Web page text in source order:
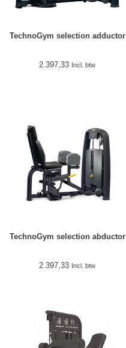
TechnoGym selection adductor
2.397,33 Incl. btw
TechnoGym selection abductor
2.397,33 Incl. btw